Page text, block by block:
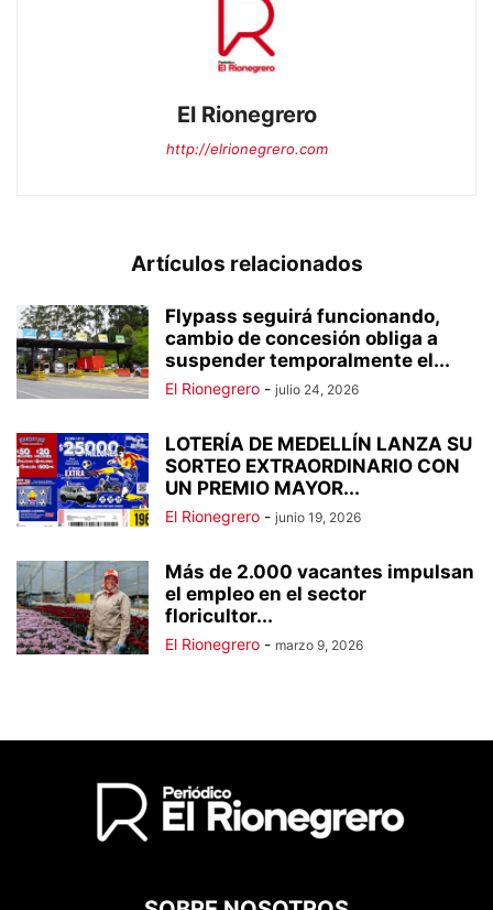
El Rionegrero
http://elrionegrero.com
Artículos relacionados
Flypass seguirá funcionando,
cambio de concesión obliga a
suspender temporalmente el...
El Rionegrero - julio 24, 2026
LOTERÍA DE MEDELLÍN LANZA SU
SORTEO EXTRAORDINARIO CON
UN PREMIO MAYOR...
El Rionegrero - junio 19, 2026
Más de 2.000 vacantes impulsan
el empleo en el sector
floricultor...
El Rionegrero - marzo 9, 2026